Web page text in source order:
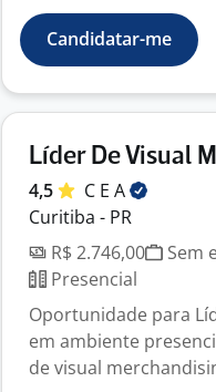
Candidatar-me
Líder De Visual
4,5 C E A
Curitiba - PR
R$ 2.746,00
Sem
Presencial
Oportunidade para
em ambiente
de visual